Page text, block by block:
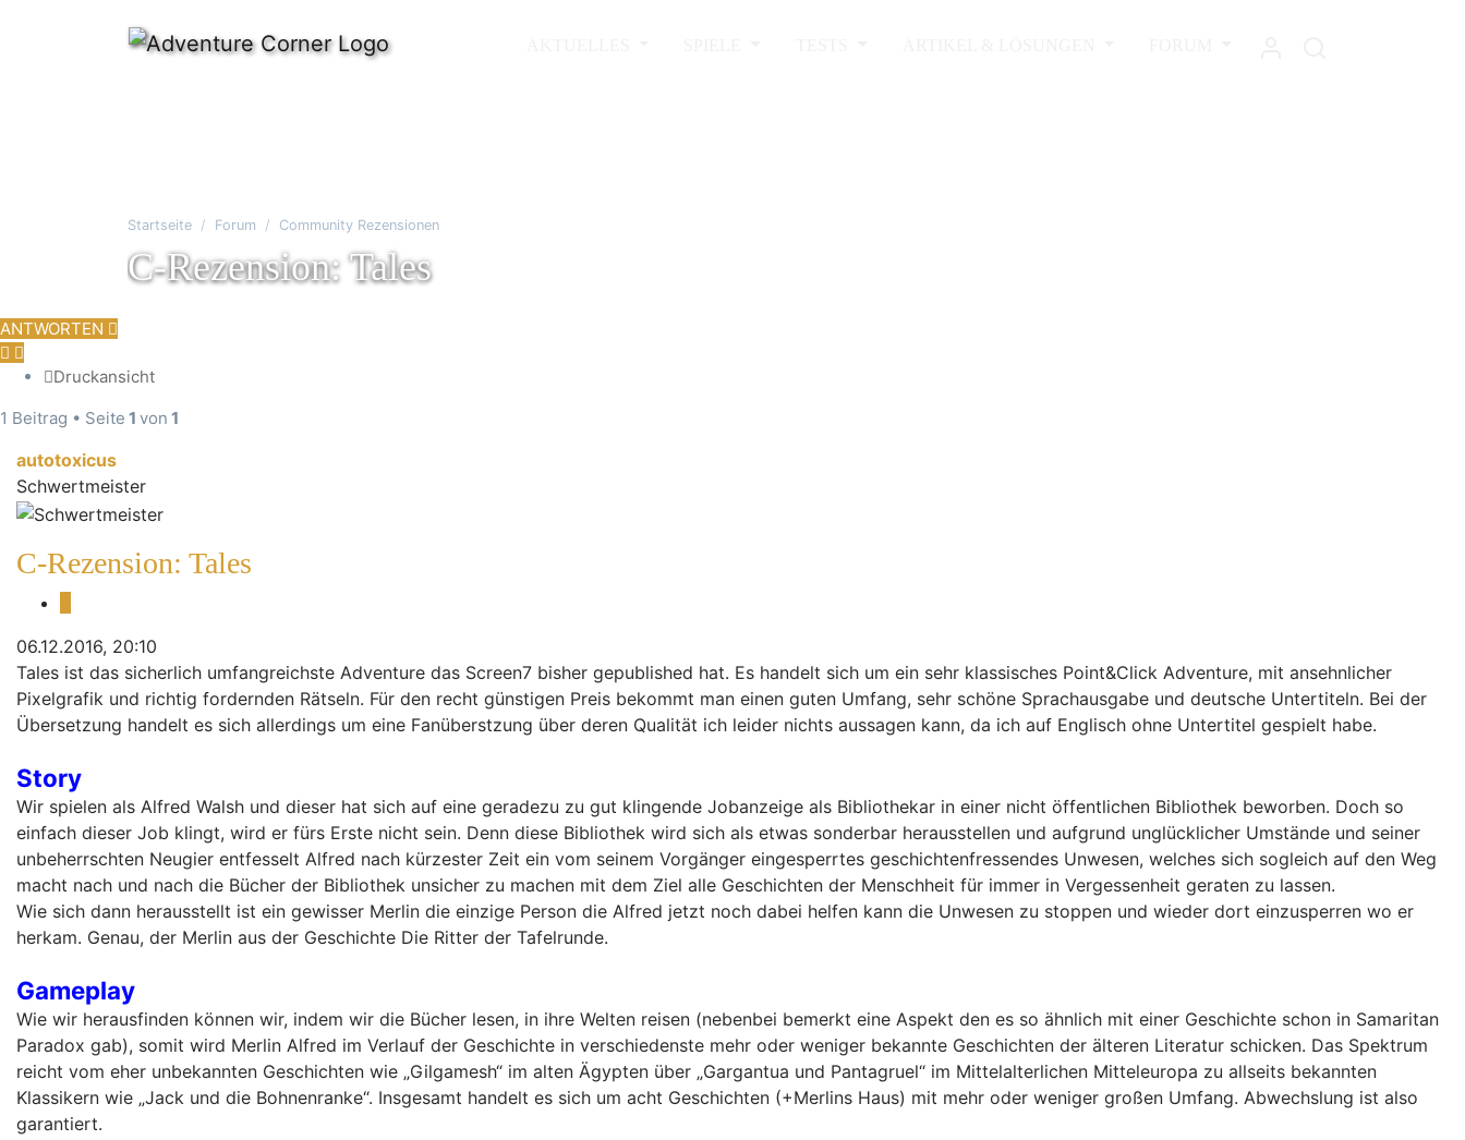
Startseite Forum Community Rezensionen
C-Rezension: Tales
ANTWORTEN
Druckansicht
1 Beitrag • Seite 1 von 1
autotoxicus
Schwertmeister
C-Rezension: Tales
06.12.2016, 20:10
Tales ist das sicherlich umfangreichste Adventure das Screen7 bisher gepublished hat. Es handelt sich um ein sehr klassisches Point&Click Adventure, mit ansehnlicher
Pixelgrafik und richtig fordernden Rätseln. Für den recht günstigen Preis bekommt man einen guten Umfang, sehr schöne Sprachausgabe und deutsche Untertiteln. Bei der
Übersetzung handelt es sich allerdings um eine Fanüberstzung über deren Qualität ich leider nichts aussagen kann, da ich auf Englisch ohne Untertitel gespielt habe.
Story
Wir spielen als Alfred Walsh und dieser hat sich auf eine geradezu zu gut klingende Jobanzeige als Bibliothekar in einer nicht öffentlichen Bibliothek beworben. Doch so
einfach dieser Job klingt, wird er fürs Erste nicht sein. Denn diese Bibliothek wird sich als etwas sonderbar herausstellen und aufgrund unglücklicher Umstände und seiner
unbeherrschten Neugier entfesselt Alfred nach kürzester Zeit ein vom seinem Vorgänger eingesperrtes geschichtenfressendes Unwesen, welches sich sogleich auf den Weg
macht nach und nach die Bücher der Bibliothek unsicher zu machen mit dem Ziel alle Geschichten der Menschheit für immer in Vergessenheit geraten zu lassen.
Wie sich dann herausstellt ist ein gewisser Merlin die einzige Person die Alfred jetzt noch dabei helfen kann die Unwesen zu stoppen und wieder dort einzusperren wo er
herkam. Genau, der Merlin aus der Geschichte Die Ritter der Tafelrunde.
Gameplay
Wie wir herausfinden können wir, indem wir die Bücher lesen, in ihre Welten reisen (nebenbei bemerkt eine Aspekt den es so ähnlich mit einer Geschichte schon in Samaritan
Paradox gab), somit wird Merlin Alfred im Verlauf der Geschichte in verschiedenste mehr oder weniger bekannte Geschichten der älteren Literatur schicken. Das Spektrum
reicht vom eher unbekannten Geschichten wie „Gilgamesh“ im alten Ägypten über „Gargantua und Pantagruel“ im Mittelalterlichen Mitteleuropa zu allseits bekannten
Klassikern wie „Jack und die Bohnenranke“. Insgesamt handelt es sich um acht Geschichten (+Merlins Haus) mit mehr oder weniger großen Umfang. Abwechslung ist also
garantiert.